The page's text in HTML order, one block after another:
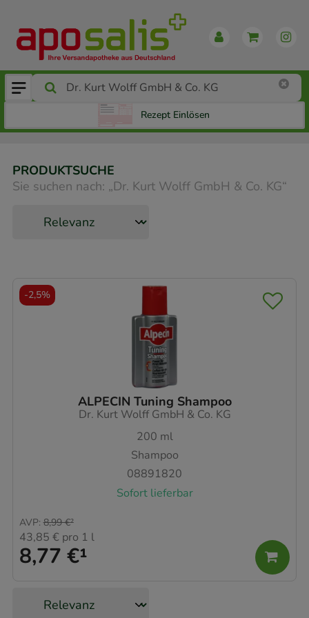
Rezept Einlösen
PRODUKTSUCHE
Sie suchen nach: „Dr. Kurt Wolff GmbH & Co. KG“
ALPECIN Tuning Shampoo
Dr. Kurt Wolff GmbH & Co. KG
200 ml
Shampoo
08891820
Sofort lieferbar
8,77 €¹
AVP: 8,99 €²
43,85 € pro 1 l
-2,5%